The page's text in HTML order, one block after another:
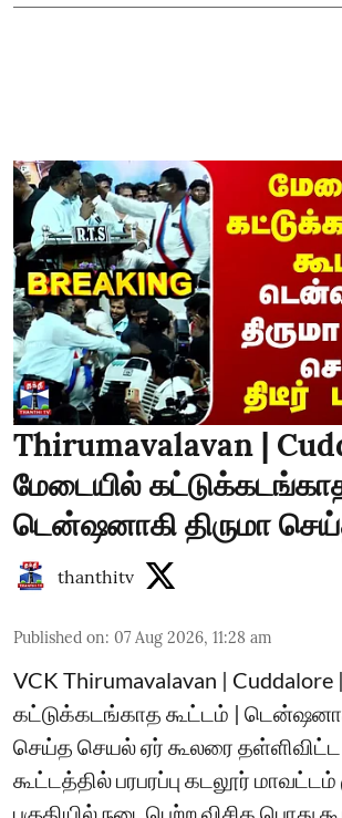
Thirumavalavan |
மேடையில்
டென்ஷனாகி திருமா
thanthitv
Published on: 07 Aug 2026, 11:28 am
VCK Thirumavalavan |
கட்டுக்கடங்காத கூட்டம் |
செய்த செயல் ஏர் கூலரை தள்ளிவிட்ட
கூட்டத்தில் பரபரப்பு கடலூர் மாவட்டம்
பகுதியில் நடைபெற்ற விசிக பொது